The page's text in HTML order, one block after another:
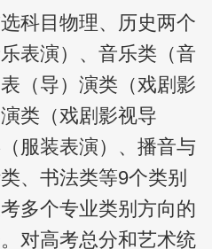
目物理、历史两个
表演）、音乐类（音
（导）演类（戏剧影
类（戏剧影视导
服装表演）、播音与
、书法类等9个类别
多个专业类别方向的
对高考总分和艺术统